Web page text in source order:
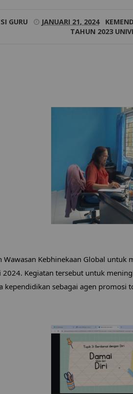
GURU JANUARI 21, 2024
TAHUN 2023
Kebhinekaan Global untuk
2024. Kegiatan tersebut untuk
kependidikan sebagai agen promosi